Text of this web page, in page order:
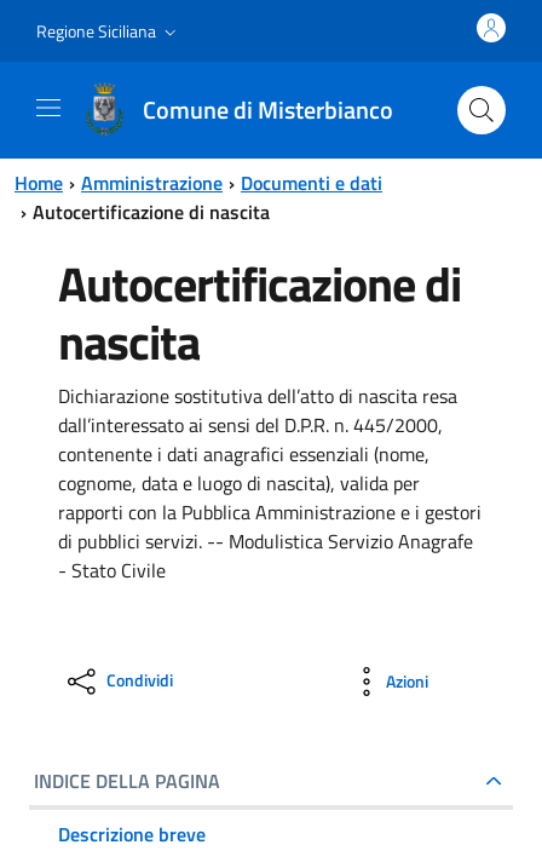
Regione Siciliana
Comune di Misterbianco
Home Amministrazione
Documenti e dati
Autocertificazione di nascita
Autocertificazione di
nascita
Dichiarazione sostitutiva dell’atto di nascita resa
dall’interessato ai sensi del D.P.R. n. 445/2000,
contenente i dati anagrafici essenziali (nome,
cognome, data e luogo di nascita), valida per
rapporti con la Pubblica Amministrazione e i gestori
di pubblici servizi. -- Modulistica Servizio Anagrafe
- Stato Civile
Condividi Azioni
INDICE DELLA PAGINA
Descrizione breve